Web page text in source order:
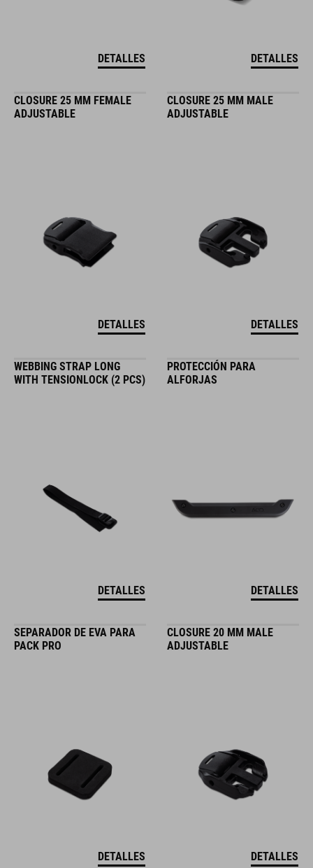
DETALLES DETALLES
CLOSURE 25 MM FEMALE
ADJUSTABLE
DETALLES
CLOSURE 25 MM MALE
ADJUSTABLE
DETALLES
WEBBING STRAP LONG
WITH TENSIONLOCK (2 PCS)
DETALLES
PROTECCIÓN PARA
ALFORJAS
DETALLES
SEPARADOR DE EVA PARA
PACK PRO
DETALLES
CLOSURE 20 MM MALE
ADJUSTABLE
DETALLES